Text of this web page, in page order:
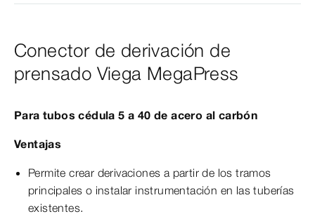
Conector de derivación de
prensado Viega MegaPress
Para tubos cédula 5 a 40 de acero al carbón
Ventajas
Permite crear derivaciones a partir de los tramos
principales o instalar instrumentación en las tuberías
existentes.